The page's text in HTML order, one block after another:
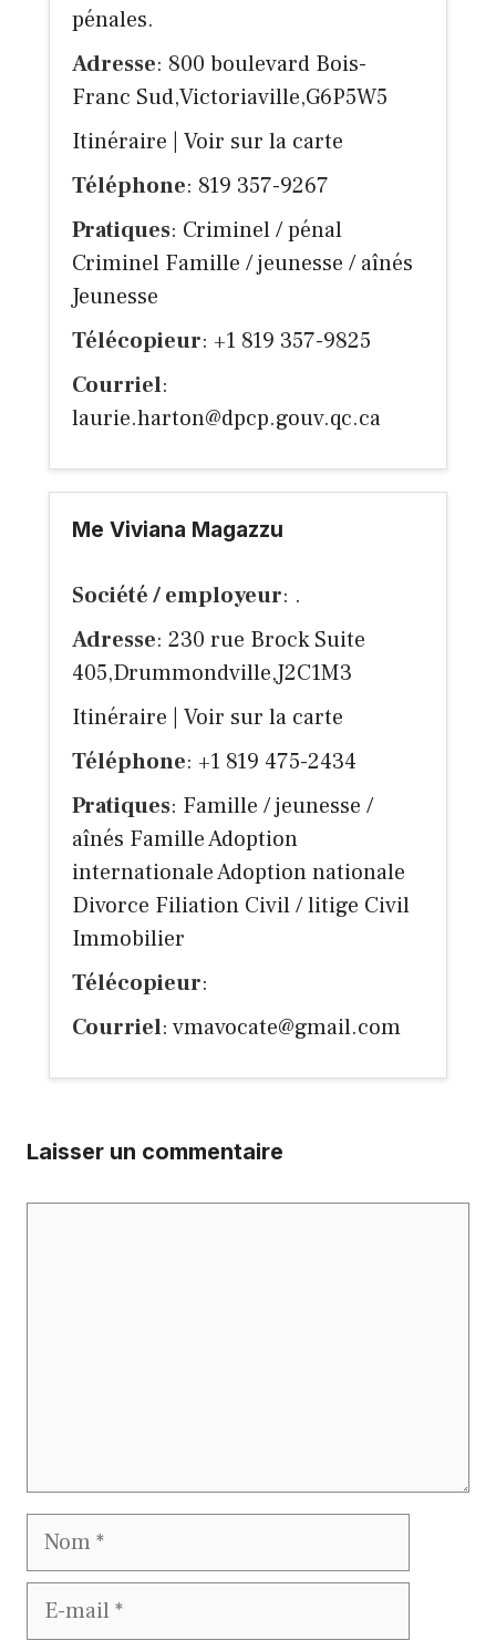
pénales.
Adresse: 800 boulevard Bois-
Franc Sud,Victoriaville,G6P5W5
Itinéraire
Voir sur la carte
Téléphone: 819 357-9267
Pratiques: Criminel / pénal
Criminel Famille / jeunesse / aînés
Jeunesse
Télécopieur: +1 819 357-9825
Courriel:
laurie.harton@dpcp.gouv.qc.ca
Me Viviana Magazzu
Société / employeur: .
Adresse: 230 rue Brock Suite
405,Drummondville,J2C1M3
Itinéraire
Voir sur la carte
Téléphone: +1 819 475-2434
Pratiques: Famille / jeunesse /
aînés Famille Adoption
internationale Adoption nationale
Divorce Filiation Civil / litige Civil
Immobilier
Télécopieur:
Courriel: vmavocate@gmail.com
Laisser un commentaire
Nom
E-
mail